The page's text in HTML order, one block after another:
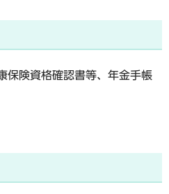
保険資格確認書等、年金手帳